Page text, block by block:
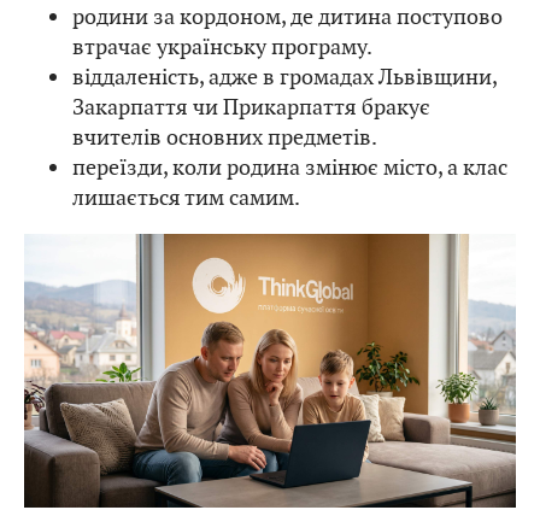
родини за кордоном, де дитина поступово
втрачає українську програму.
віддаленість, адже в громадах Львівщини,
Закарпаття чи Прикарпаття бракує
вчителів основних предметів.
переїзди, коли родина змінює місто, а клас
лишається тим самим.